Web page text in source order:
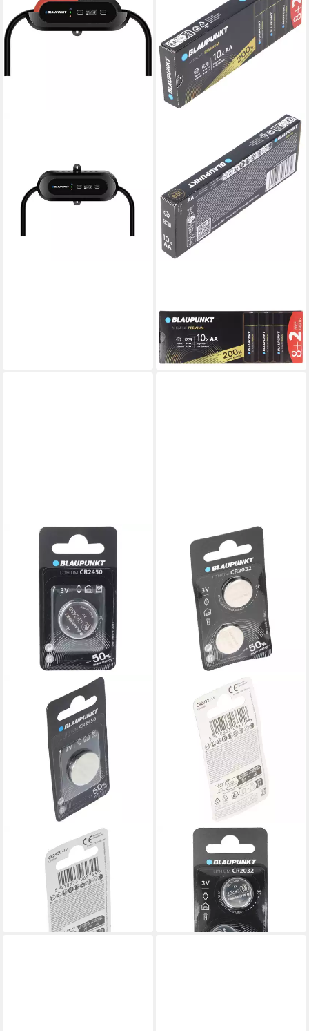
Ladegerät
40,67 €
lieferbar - in 2-3 Werktagen bei dir
Batterie 1,5V AA LR6 10er-
Pack Batterie, (1,5 V)
8,05 €
lieferbar - in 3-4 Werktagen bei dir
Blaupunkt CR2450 Lithium
Batterie 3V Batterie, (3,0 V)
lieferbar - in 3-4 Werktagen bei dir
Blaupunkt CR2032 Lithium
Batterie 3V 2er-Pack
Knopfzelle, (3,0 V)
lieferbar - in 3-4 Werktagen bei dir